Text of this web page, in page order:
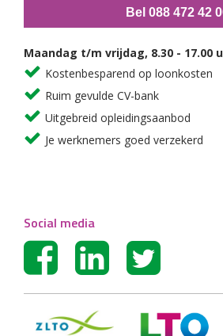
Bel 088 472 42
Maandag t/m vrijdag, 8.30 - 17.00
Kostenbesparend op loonkosten
Ruim gevulde CV-bank
Uitgebreid opleidingsaanbod
Je werknemers goed verzekerd
Social media